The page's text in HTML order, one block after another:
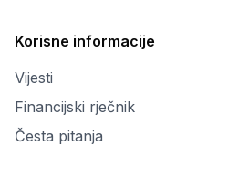
Korisne informacije
Vijesti
Financijski rječnik
Česta pitanja